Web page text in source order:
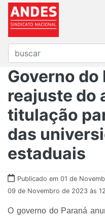
Governo do
reajuste do
titulação
das
estaduais
Publicado em 01 de
09 de Novembro de 2023 às
O governo do Paraná